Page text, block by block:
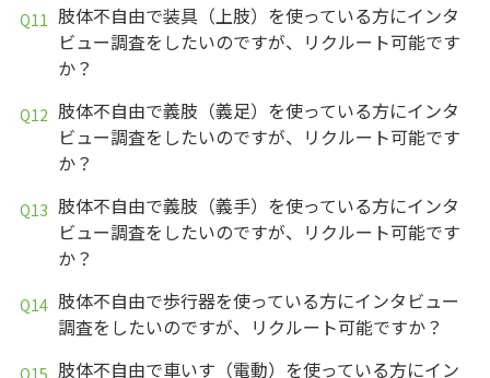
肢体不自由で装具（上肢）を使っている方にインタ
ビュー調査をしたいのですが、リクルート可能です
か？
肢体不自由で義肢（義足）を使っている方にインタ
ビュー調査をしたいのですが、リクルート可能です
か？
肢体不自由で義肢（義手）を使っている方にインタ
ビュー調査をしたいのですが、リクルート可能です
か？
肢体不自由で歩行器を使っている方にインタビュー
調査をしたいのですが、リクルート可能ですか？
肢体不自由で車いす（電動）を使っている方にイン